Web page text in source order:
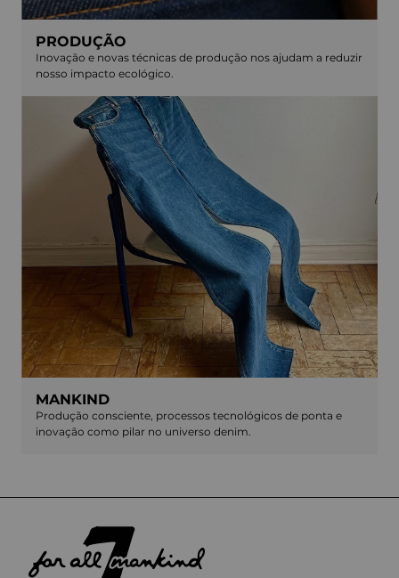
PRODUÇÃO
Inovação e novas técnicas de produção nos ajudam a reduzir
nosso impacto ecológico.
MANKIND
Produção consciente, processos tecnológicos de ponta e
inovação como pilar no universo denim.